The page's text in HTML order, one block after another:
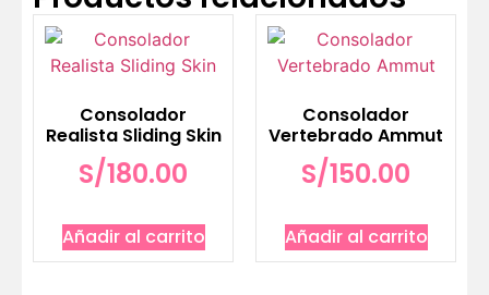
Consolador
Realista Sliding Skin
S/180.00
Añadir al carrito
Consolador
Vertebrado Ammut
S/150.00
Añadir al carrito